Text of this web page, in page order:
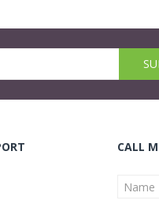
CALL